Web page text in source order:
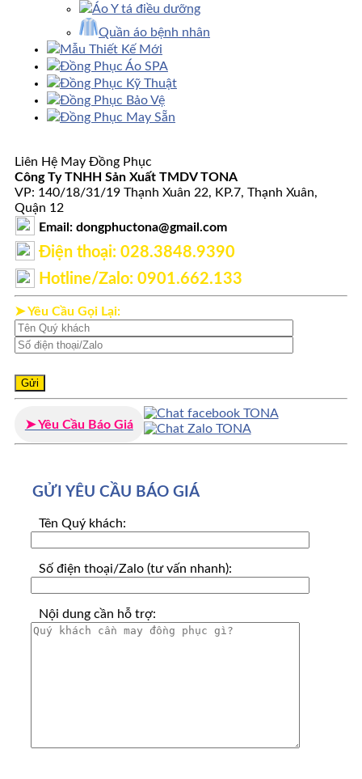
Áo Y tá điều dưỡng
Quần áo bệnh nhân
Mẫu Thiết Kế Mới
Đồng Phục Áo SPA
Đồng Phục Kỹ Thuật
Đồng Phục Bảo Vệ
Đồng Phục May Sẵn
Liên Hệ May Đồng Phục
Công Ty TNHH Sản Xuất TMDV TONA
VP: 140/18/31/19 Thạnh Xuân 22, KP.7, Thạnh Xuân,
Quận 12
Email: dongphuctona@gmail.com
Điện thoại: ‭028.3848.9390‬
Hotline/Zalo: 0901.662.133
➤ Yêu Cầu Gọi Lại:
➤ Yêu Cầu Báo Giá
GỬI YÊU CẦU BÁO GIÁ
Tên Quý khách:
Số điện thoại/Zalo (tư vấn nhanh):
Nội dung cần hỗ trợ: